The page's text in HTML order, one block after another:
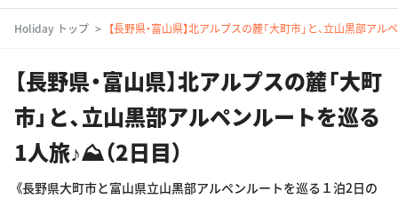
Holiday トップ 【長野県・富山県】北アルプスの麓「大町市」と、立山黒部ア
【長野県・富山県】北アルプスの麓「大町
市」と、立山黒部アルペンルートを巡る
1人旅♪⛰（2日目）
《長野県大町市と富山県立山黒部アルペンルートを巡る１泊2日の